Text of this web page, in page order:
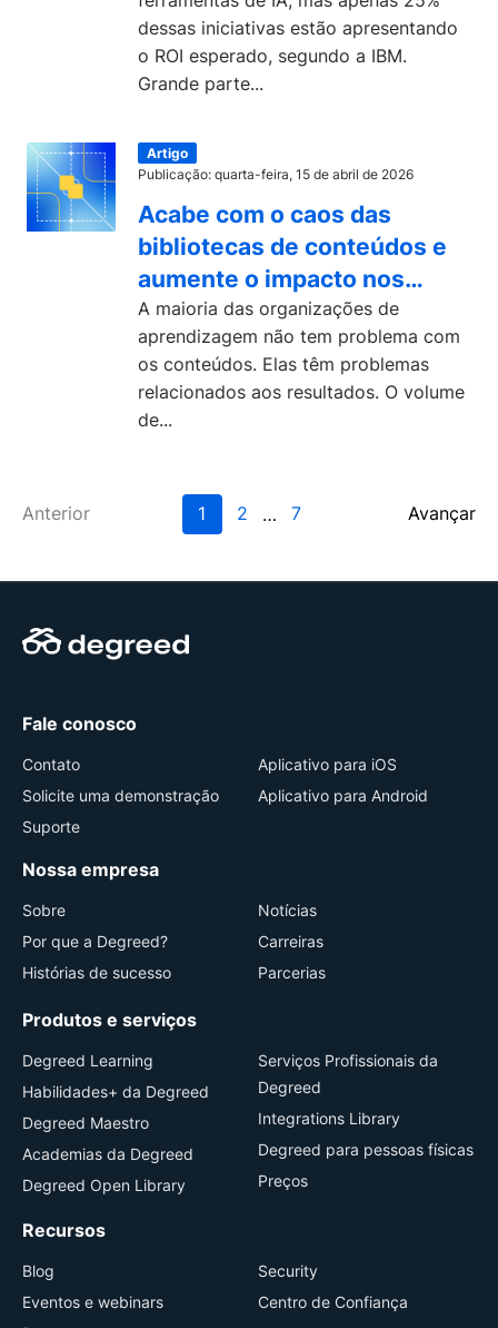
dessas iniciativas estão apresentando
o ROI esperado, segundo a IBM.
Grande parte...
Artigo
Publicação: quarta-feira, 15 de abril de 2026
Acabe com o caos das
bibliotecas de conteúdos e
aumente o impacto nos
negócios
A maioria das organizações de
aprendizagem não tem problema com
os conteúdos. Elas têm problemas
relacionados aos resultados. O volume
de...
Anterior 1 2 … 7 Avançar
Fale conosco
Contato
Solicite uma demonstração
Suporte
Aplicativo para iOS
Aplicativo para Android
Nossa empresa
Sobre
Por que a Degreed?
Histórias de sucesso
Notícias
Carreiras
Parcerias
Produtos e serviços
Degreed Learning
Habilidades+ da Degreed
Degreed Maestro
Academias da Degreed
Degreed Open Library
Serviços Profissionais da
Degreed
Integrations Library
Degreed para pessoas físicas
Preços
Recursos
Blog
Eventos e webinars
Security
Centro de Confiança